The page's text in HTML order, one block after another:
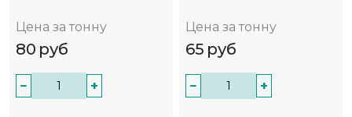
Цена за тонну
80 руб
− +
Цена за тонну
65 руб
− +